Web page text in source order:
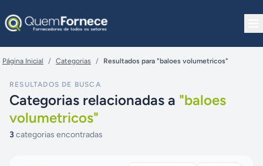
Página Inicial / Categorias / Resultados para "baloes volumetricos"
RESULTADOS DE BUSCA
Categorias relacionadas a "baloes
volumetricos"
3 categorias encontradas